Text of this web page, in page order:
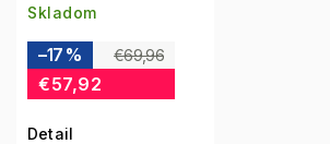
Skladom
€69,96
–17 %
€57,92
Detail